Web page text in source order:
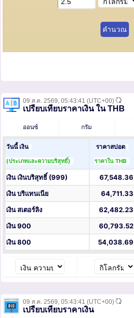
09 ส.ค. 2569, 05:43:41 (UTC+00)
เปรียบเทียบราคาเงิน ใน THB
ออนซ์ กรัม
วันนี้ เงิน
(ประเภทและความบริสุทธิ์)
ราคาสปอต
ราคาใน THB
เงิน เงินบริสุทธิ์ (999) 67,548.36
เงิน บริแทนเนีย
64,711.33
เงิน สเตอร์ลิง
62,482.23
เงิน 900
60,793.52
เงิน 800
54,038.69
09 ส.ค. 2569, 05:43:41 (UTC+00)
เปรียบเทียบราคาเงิน